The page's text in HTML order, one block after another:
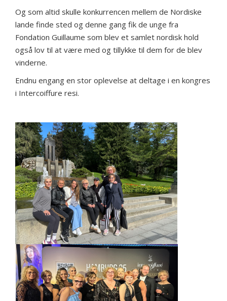
Og som altid skulle konkurrencen mellem de Nordiske
lande finde sted og denne gang fik de unge fra
Fondation Guillaume som blev et samlet nordisk hold
også lov til at være med og tillykke til dem for de blev
vinderne.
Endnu engang en stor oplevelse at deltage i en kongres
i Intercoiffure resi.